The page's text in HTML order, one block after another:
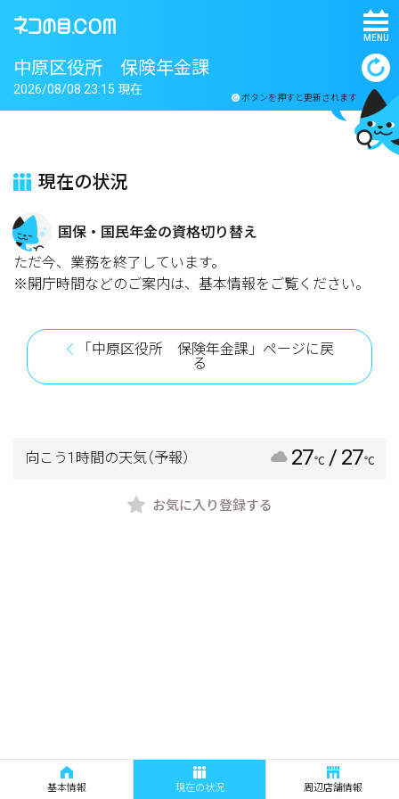
MENU
中原区役所 保険年金課
ボタンを押すと更新されます
2026/08/08 23:15 現在
現在の状況
国保・国民年金の資格切り替え
ただ今、業務を終了しています。
※開庁時間などのご案内は、基本情報をご覧ください。
「中原区役所 保険年金課」ページに戻
る
向こう1時間の天気（予報） 27℃ / 27℃
お気に入り登録する
基本情報 現在の状況 周辺店舗情報